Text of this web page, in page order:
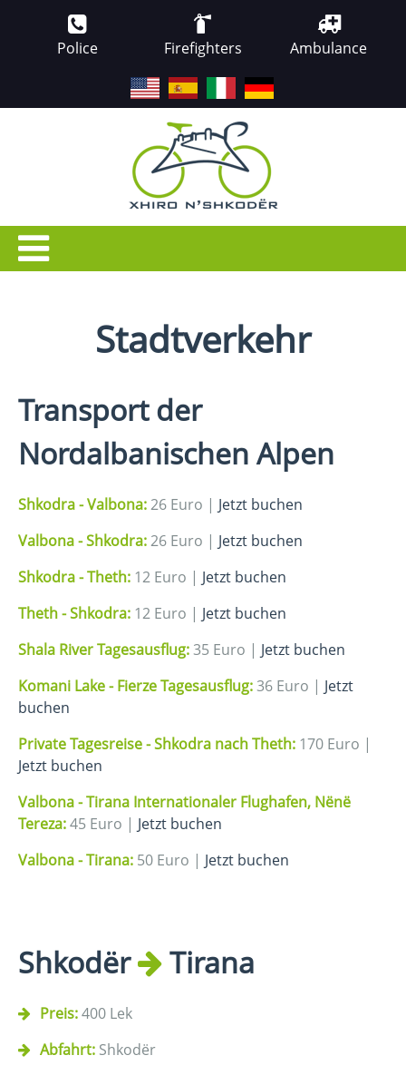
Police Firefighters Ambulance
Stadtverkehr
Transport der
Nordalbanischen Alpen
Shkodra - Valbona:26 Euro | Jetzt buchen
Valbona - Shkodra:26 Euro | Jetzt buchen
Shkodra - Theth: 12 Euro | Jetzt buchen
Theth - Shkodra: 12 Euro | Jetzt buchen
Shala River Tagesausflug:35 Euro | Jetzt buchen
Komani Lake - Fierze Tagesausflug:36 Euro | Jetzt
buchen
Private Tagesreise - Shkodra nach Theth: 170 Euro |
Jetzt buchen
Valbona -Tirana Internationaler Flughafen, Nënë
Tereza:45 Euro | Jetzt buchen
Valbona -Tirana: 50 Euro | Jetzt buchen
Shkodër Tirana
Preis:400 Lek
Abfahrt: Shkodër